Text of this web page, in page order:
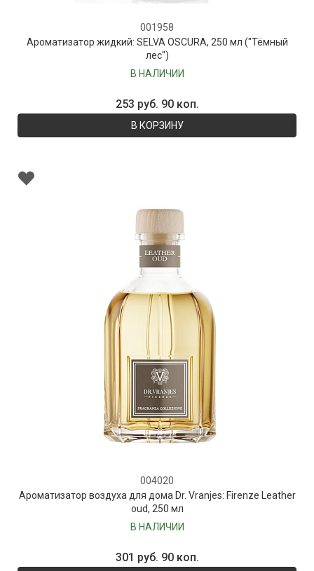
001958
Ароматизатор жидкий: SELVA OSCURA, 250 мл ("Тёмный
лес")
В НАЛИЧИИ
253 руб. 90 коп.
В КОРЗИНУ
004020
Ароматизатор воздуха для дома Dr. Vranjes: Firenze Leather
oud, 250 мл
В НАЛИЧИИ
301 руб. 90 коп.